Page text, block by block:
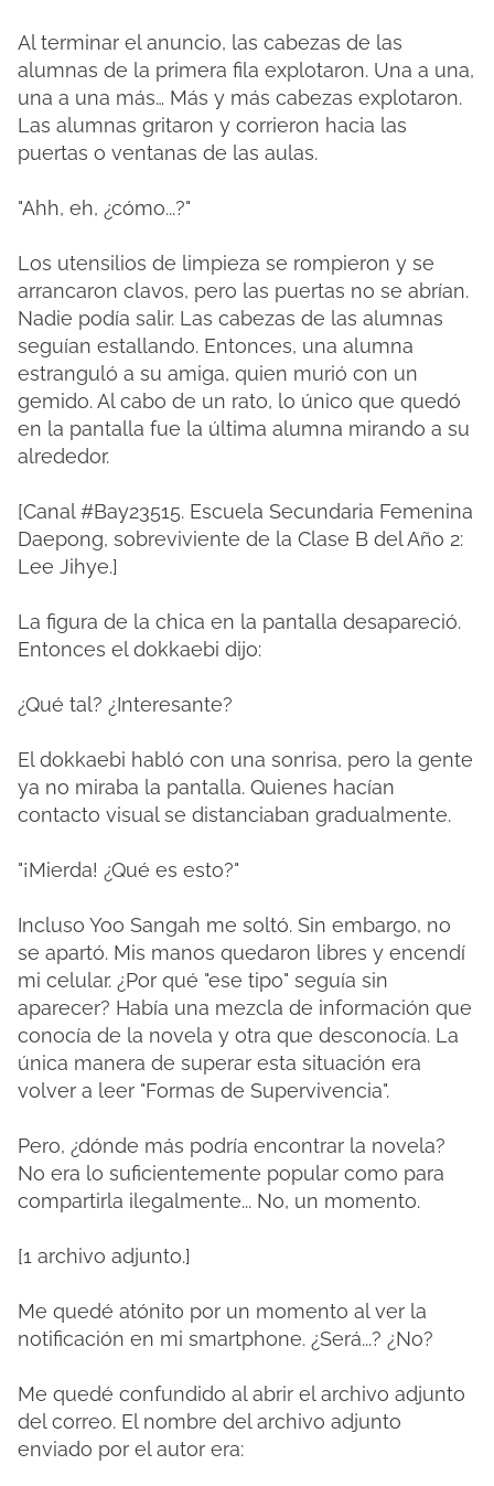
Al terminar el anuncio, las cabezas de las
alumnas de la primera fila explotaron. Una a una,
una a una más… Más y más cabezas explotaron.
Las alumnas gritaron y corrieron hacia las
puertas o ventanas de las aulas.
"Ahh, eh, ¿cómo...?"
Los utensilios de limpieza se rompieron y se
arrancaron clavos, pero las puertas no se abrían.
Nadie podía salir. Las cabezas de las alumnas
seguían estallando. Entonces, una alumna
estranguló a su amiga, quien murió con un
gemido. Al cabo de un rato, lo único que quedó
en la pantalla fue la última alumna mirando a su
alrededor.
[Canal #Bay23515. Escuela Secundaria Femenina
Daepong, sobreviviente de la Clase B del Año 2:
Lee Jihye.]
La figura de la chica en la pantalla desapareció.
Entonces el dokkaebi dijo:
¿Qué tal? ¿Interesante?
El dokkaebi habló con una sonrisa, pero la gente
ya no miraba la pantalla. Quienes hacían
contacto visual se distanciaban gradualmente.
"¡Mierda! ¿Qué es esto?"
Incluso Yoo Sangah me soltó. Sin embargo, no
se apartó. Mis manos quedaron libres y encendí
mi celular. ¿Por qué "ese tipo" seguía sin
aparecer? Había una mezcla de información que
conocía de la novela y otra que desconocía. La
única manera de superar esta situación era
volver a leer "Formas de Supervivencia".
Pero, ¿dónde más podría encontrar la novela?
No era lo suficientemente popular como para
compartirla ilegalmente... No, un momento.
[1 archivo adjunto.]
Me quedé atónito por un momento al ver la
notificación en mi smartphone. ¿Será...? ¿No?
Me quedé confundido al abrir el archivo adjunto
del correo. El nombre del archivo adjunto
enviado por el autor era: